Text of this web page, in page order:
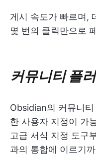
게시 속도가 빠르며,
몇 번의 클릭만으로
커뮤니티 플
Obsidian의 커뮤니
한 사용자 지정이 가
고급 서식 지정 도구
과의 통합에 이르기